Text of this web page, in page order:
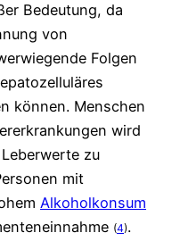
Bedeutung, da
von
Folgen
können. Menschen
wird
zu
mit
Alkoholkonsum
(4).​